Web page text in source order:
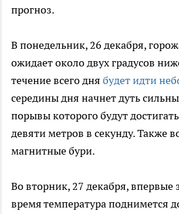
прогноз.
В понедельник, 26 декабря,
ожидает около двух градусов
течение всего дня будет идти
середины дня начнет дуть
порывы которого будут достигать
девяти метров в секунду. Также
магнитные бури.
Во вторник, 27 декабря, впервые
время температура поднимется